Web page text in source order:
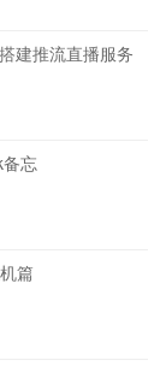
建推流直播服务
忘
篇